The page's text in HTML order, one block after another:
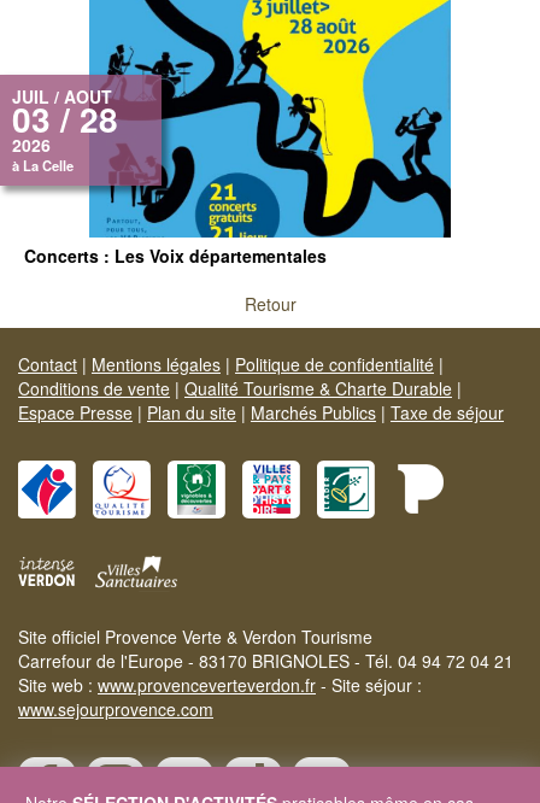
JUIL / AOUT
03 / 28
2026
à La Celle
Concerts : Les Voix départementales
Retour
Contact | Mentions légales | Politique de confidentialité |
Conditions de vente | Qualité Tourisme & Charte Durable |
Espace Presse | Plan du site | Marchés Publics | Taxe de séjour
Site officiel Provence Verte & Verdon Tourisme
Carrefour de l'Europe - 83170 BRIGNOLES - Tél. 04 94 72 04 21
Site web : www.provenceverteverdon.fr - Site séjour :
www.sejourprovence.com